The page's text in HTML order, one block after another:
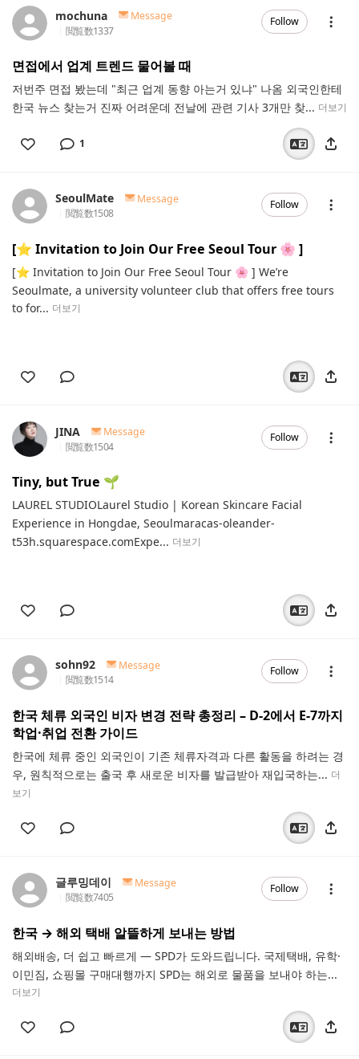
mochuna
Message
閲覧数1337
Follow
면접에서 업계 트렌드 물어볼 때
저번주 면접 봤는데 "최근 업계 동향 아는거 있냐" 나옴 외국인한테
한국 뉴스 찾는거 진짜 어려운데 전날에 관련 기사 3개만 찾... 더보기
1
SeoulMate
Message
閲覧数1508
Follow
[⭐️ Invitation to Join Our Free Seoul Tour 🌸 ]
[⭐️ Invitation to Join Our Free Seoul Tour 🌸 ] We’re
Seoulmate, a university volunteer club that offers free tours
to for... 더보기
JINA
Message
閲覧数1504
Follow
Tiny, but True 🌱
LAUREL STUDIOLaurel Studio | Korean Skincare Facial
Experience in Hongdae, Seoulmaracas-oleander-
t53h.squarespace.comExpe... 더보기
sohn92
Message
閲覧数1514
Follow
한국 체류 외국인 비자 변경 전략 총정리 – D-2에서 E-7까지
학업·취업 전환 가이드
한국에 체류 중인 외국인이 기존 체류자격과 다른 활동을 하려는 경
우, 원칙적으로는 출국 후 새로운 비자를 발급받아 재입국하는... 더
보기
글루밍데이
Message
閲覧数7405
Follow
한국 → 해외 택배 알뜰하게 보내는 방법
해외배송, 더 쉽고 빠르게 — SPD가 도와드립니다. 국제택배, 유학·
이민짐, 쇼핑몰 구매대행까지 SPD는 해외로 물품을 보내야 하는...
더보기